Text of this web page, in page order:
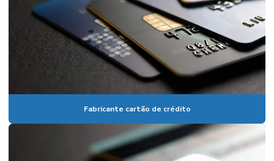
Fabricante cartão de crédito